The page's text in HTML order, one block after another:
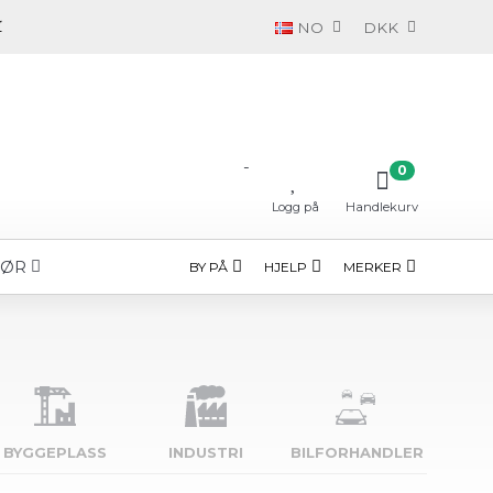
NO DKK
-
Logg på Handlekurv
0
BY PÅ HJELP MERKER
BYGGE­PLASS INDUSTRI BILFORHANDLER